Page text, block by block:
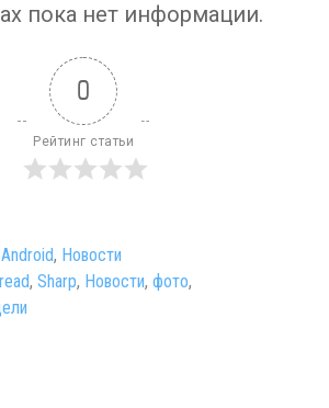
пока нет информации.
0
Рейтинг статьи
Android, Новости
, Sharp, Новости, фото,